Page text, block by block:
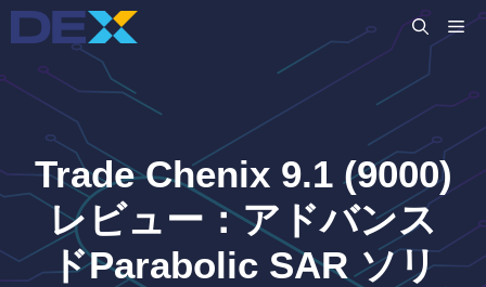
コ
ン
ン
ス
キ
プ
Trade Chenix 9.1 (9000)
レビュー：アドバンス
ドParabolic SAR ソリ